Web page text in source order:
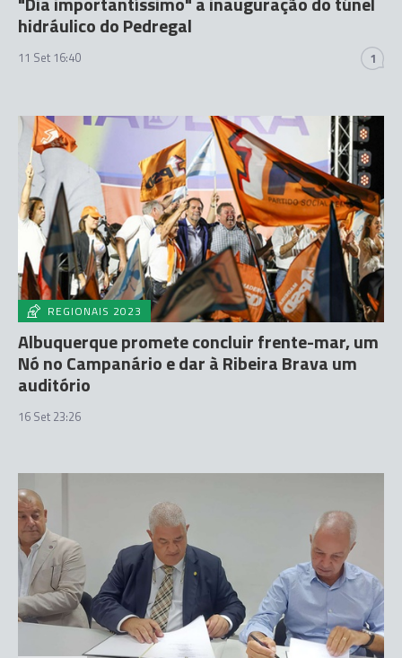
hidráulico do Pedregal
11 Set 16:40 1
REGIONAIS 2023
Albuquerque promete concluir frente-mar, um
Nó no Campanário e dar à Ribeira Brava um
auditório
16 Set 23:26